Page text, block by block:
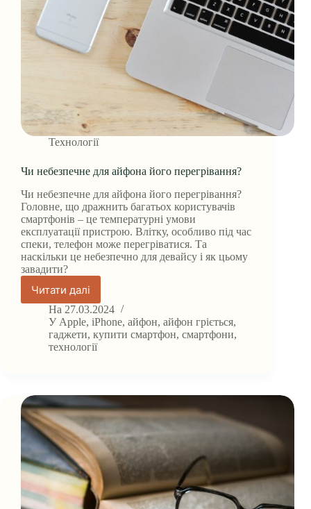
Технології
Чи небезпечне для айфона його перегрівання?
Чи небезпечне для айфона його перегрівання?
Головне, що дражнить багатьох користувачів
смартфонів – це температурні умови
експлуатації пристрою. Влітку, особливо під час
спеки, телефон може перегріватися. Та
наскільки це небезпечно для девайсу і як цьому
завадити?
Читати далі
Чи
небезпечне
для
айфона
його
На 27.03.2024
У Apple,iPhone,айфон,айфон гріється,
гаджети, купити смартфон, смартфони,
технології